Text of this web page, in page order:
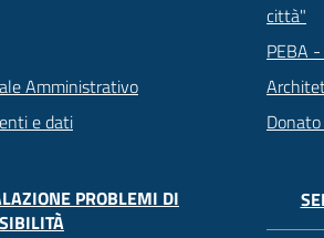
Amministrativo
e dati
città"
PEBA
PROBLEMI DI